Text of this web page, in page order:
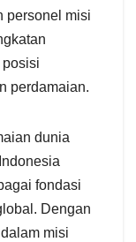
personel misi
perdamaian.
dunia
fondasi
Dengan
misi